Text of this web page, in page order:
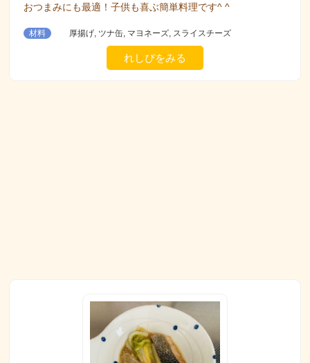
おつまみにも最適！子供も喜ぶ簡単料理です^ ^
材料 厚揚げ, ツナ缶, マヨネーズ, スライスチーズ
れしぴをみる